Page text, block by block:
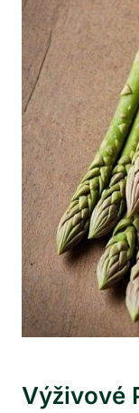
Výživové